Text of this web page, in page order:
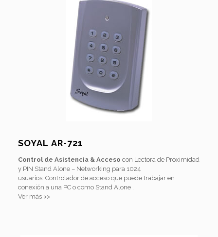
SOYAL AR-721
Control de Asistencia & Acceso con Lectora de Proximidad
y PIN Stand Alone – Networking para 1024
usuarios. Controlador de acceso que puede trabajar en
conexión a una PC o como Stand Alone .
Ver más >>